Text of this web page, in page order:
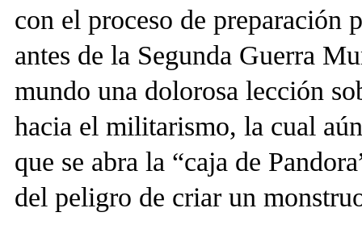
con el proceso de preparación
antes de la Segunda Guerra
mundo una dolorosa lección
hacia el militarismo, la cual
que se abra la “caja de
del peligro de criar un